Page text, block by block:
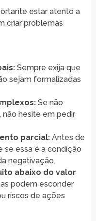
estar atento a
criar problemas
Sempre exija que
sejam formalizadas
Se não
não hesite em pedir
parcial:Antes de
se essa é a condição
negativação.
abaixo do valor
podem esconder
riscos de ações